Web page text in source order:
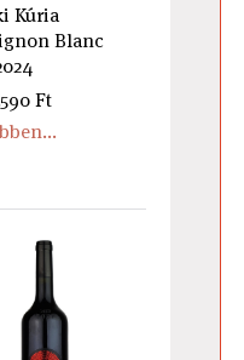
Kúria
Blanc
Ft